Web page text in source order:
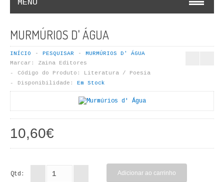
MENU
COSMOS INFANTIL
COLEÇÃO APRENDE A COLORIR
LIVROS DE PINTAR
ANTROPOLOGIA E SOCIOLOGIA
MURMÚRIOS D' ÁGUA
INÍCIO PESQUISAR
MURMÚRIOS D' ÁGUA
Marcar:
Zaina Editores
Código do Produto:
Literatura / Poesia
Disponibilidade:
Em Stock
10,60€
Qtd: